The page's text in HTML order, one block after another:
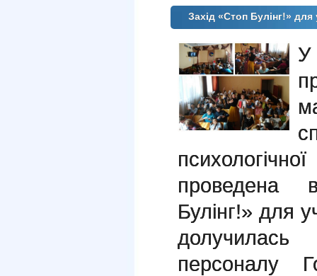
Захід «Стоп Булінг!»
У
проведена
Булінг!» для
персоналу